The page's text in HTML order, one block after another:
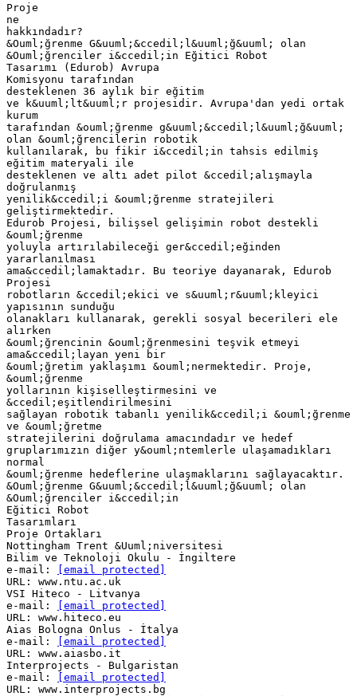
Proje
ne
hakkındadır?
&Ouml;ğrenme G&uuml;&ccedil;l&uuml;ğ&uuml; olan
&Ouml;ğrenciler i&ccedil;in Eğitici Robot
Tasarımı (Edurob) Avrupa
Komisyonu tarafından
desteklenen 36 aylık bir eğitim
ve k&uuml;lt&uuml;r projesidir. Avrupa'dan yedi ortak
kurum
tarafından &ouml;ğrenme g&uuml;&ccedil;l&uuml;ğ&uuml;
olan &ouml;ğrencilerin robotik
kullanılarak, bu fikir i&ccedil;in tahsis edilmiş
eğitim materyali ile
desteklenen ve altı adet pilot &ccedil;alışmayla
doğrulanmış
yenilik&ccedil;i &ouml;ğrenme stratejileri
geliştirmektedir.
Edurob Projesi, bilişsel gelişimin robot destekli
&ouml;ğrenme
yoluyla artırılabileceği ger&ccedil;eğinden
yararlanılması
ama&ccedil;lamaktadır. Bu teoriye dayanarak, Edurob
Projesi
robotların &ccedil;ekici ve s&uuml;r&uuml;kleyici
yapısının sunduğu
olanakları kullanarak, gerekli sosyal becerileri ele
alırken
&ouml;ğrencinin &ouml;ğrenmesini teşvik etmeyi
ama&ccedil;layan yeni bir
&ouml;ğretim yaklaşımı &ouml;nermektedir. Proje,
&ouml;ğrenme
yollarının kişiselleştirmesini ve
&ccedil;eşitlendirilmesini
sağlayan robotik tabanlı yenilik&ccedil;i &ouml;ğrenme
ve &ouml;ğretme
stratejilerini doğrulama amacındadır ve hedef
gruplarımızın diğer y&ouml;ntemlerle ulaşamadıkları
normal
&ouml;ğrenme hedeflerine ulaşmaklarını sağlayacaktır.
&Ouml;ğrenme G&uuml;&ccedil;l&uuml;ğ&uuml; olan
&Ouml;ğrenciler i&ccedil;in
Eğitici Robot
Tasarımları
Proje Ortakları
Nottingham Trent &Uuml;niversitesi
Bilim ve Teknoloji Okulu - İngiltere
e-mail:
[email protected]
URL: www.ntu.ac.uk
VSI Hiteco - Litvanya
e-mail:
[email protected]
URL: www.hiteco.eu
Aias Bologna Onlus - İtalya
e-mail:
[email protected]
URL: www.aiasbo.it
Interprojects - Bulgaristan
e-mail:
[email protected]
URL: www.interprojects.bg